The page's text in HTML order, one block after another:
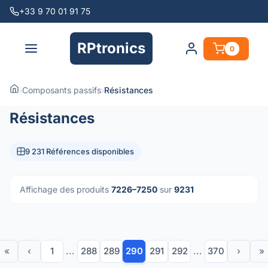
+33 9 70 01 91 75
RPtronics 0
›Composants passifs›Résistances
Résistances
9 231 Références disponibles
Affichage des produits 7226–7250 sur 9231
« ‹ 1 ... 288 289 290 291 292 ... 370 › »